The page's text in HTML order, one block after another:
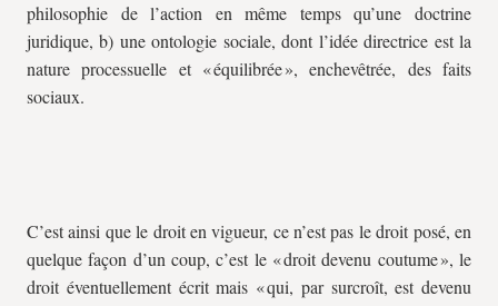
philosophie de l’action en même temps qu’une doctrine
juridique, b) une ontologie sociale, dont l’idée directrice est la
nature processuelle et « équilibrée », enchevêtrée, des faits
sociaux.
C’est ainsi que le droit en vigueur, ce n’est pas le droit posé, en
quelque façon d’un coup, c’est le « droit devenu coutume », le
droit éventuellement écrit mais « qui, par surcroît, est devenu